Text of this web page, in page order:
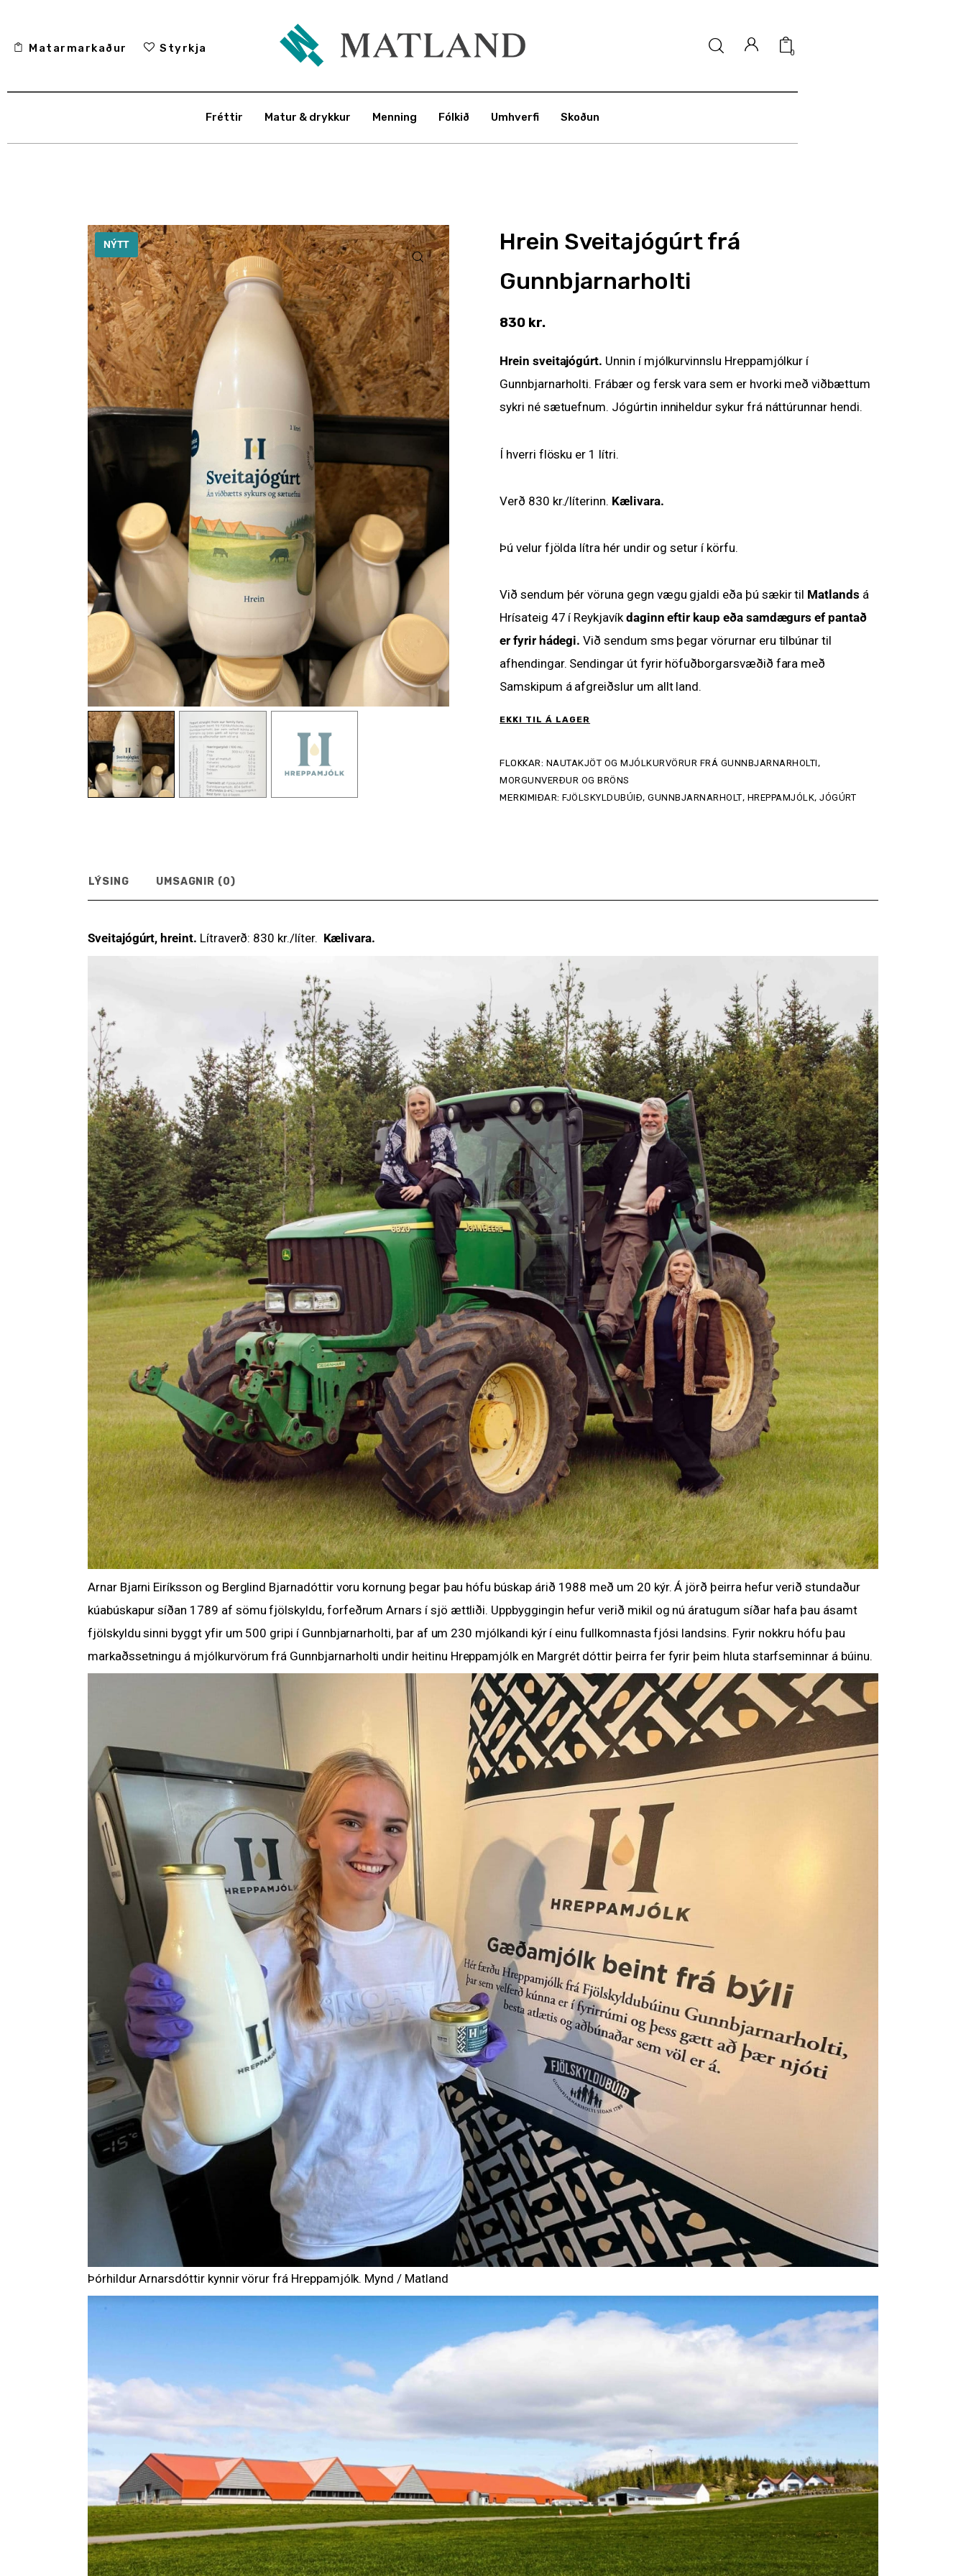
Matarmarkaður Styrkja 0
Fréttir Matur & drykkur Menning Fólkið Umhverfi Skoðun
Matur & drykkur
Menning
Matarmarkaður
Hafa samband
NÝTT
Hrein Sveitajógúrt frá
Gunnbjarnarholti
830 kr.
Hrein sveitajógúrt. Unnin í mjólkurvinnslu Hreppamjólkur í
Gunnbjarnarholti. Frábær og fersk vara sem er hvorki með viðbættum
sykri né sætuefnum. Jógúrtin inniheldur sykur frá náttúrunnar hendi.
Í hverri flösku er 1 lítri.
Verð 830 kr./líterinn. Kælivara.
Þú velur fjölda lítra hér undir og setur í körfu.
Við sendum þér vöruna gegn vægu gjaldi eða þú sækir til Matlands á
Hrísateig 47 í Reykjavík daginn eftir kaup eða samdægurs ef pantað
er fyrir hádegi. Við sendum sms þegar vörurnar eru tilbúnar til
afhendingar. Sendingar út fyrir höfuðborgarsvæðið fara með
Samskipum á afgreiðslur um allt land.
EKKI TIL Á LAGER
FLOKKAR: NAUTAKJÖT OG MJÓLKURVÖRUR FRÁ GUNNBJARNARHOLTI,
MORGUNVERÐUR OG BRÖNS
MERKIMIÐAR:FJÖLSKYLDUBÚIÐ,GUNNBJARNARHOLT, HREPPAMJÓLK,JÓGÚRT
LÝSING UMSAGNIR (0)
Sveitajógúrt, hreint. Lítraverð: 830 kr./líter. Kælivara.
Arnar Bjarni Eiríksson og Berglind Bjarnadóttir voru kornung þegar þau hófu búskap árið 1988 með um 20 kýr. Á jörð þeirra hefur verið stundaður
kúabúskapur síðan 1789 af sömu fjölskyldu, forfeðrum Arnars í sjö ættliði. Uppbyggingin hefur verið mikil og nú áratugum síðar hafa þau ásamt
fjölskyldu sinni byggt yfir um 500 gripi í Gunnbjarnarholti, þar af um 230 mjólkandi kýr í einu fullkomnasta fjósi landsins. Fyrir nokkru hófu þau
markaðssetningu á mjólkurvörum frá Gunnbjarnarholti undir heitinu Hreppamjólk en Margrét dóttir þeirra fer fyrir þeim hluta starfseminnar á búinu.
Þórhildur Arnarsdóttir kynnir vörur frá Hreppamjólk. Mynd / Matland